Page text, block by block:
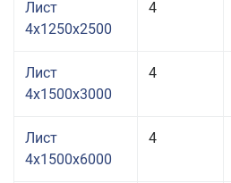
Лист
4x1250x2500
4
Лист
4x1500x3000
4
Лист
4x1500x6000
4